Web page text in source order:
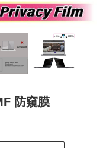
防窺膜